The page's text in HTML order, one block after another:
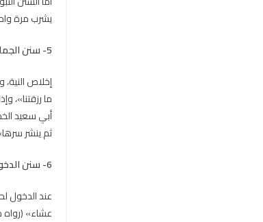
يشرب مرة
5- سنن الجماع:
إخلاص
ما رزقتنا»،
أبي سعيد
ثم ينشر
6- سنن الدخول والخروج من وإلى المنزل:
عند الدخول
عشاء» (رواه